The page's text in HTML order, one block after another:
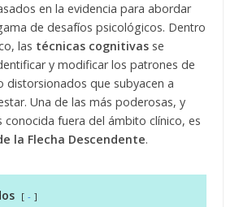
en la evidencia para abordar
de desafíos psicológicos. Dentro
las técnicas cognitivasse
y modificar los patrones de
distorsionados que subyacen a
Una de las más poderosas, y
conocida fuera del ámbito clínico, es
la Flecha Descendente.
-